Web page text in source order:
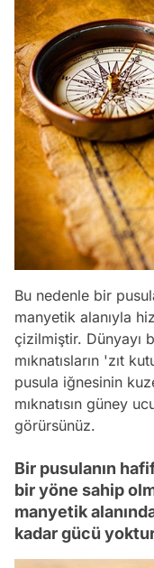
Bu nedenle bir
manyetik alanıyla
çizilmiştir. Dünyayı
mıknatısların 'zıt
pusula iğnesinin
mıknatısın güney
görürsünüz.
Bir pusulanın
bir yöne sahip
manyetik
kadar gücü